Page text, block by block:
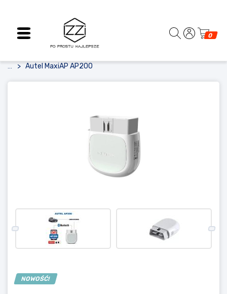
0
Autel MaxiAP AP200
NOWOŚĆ!